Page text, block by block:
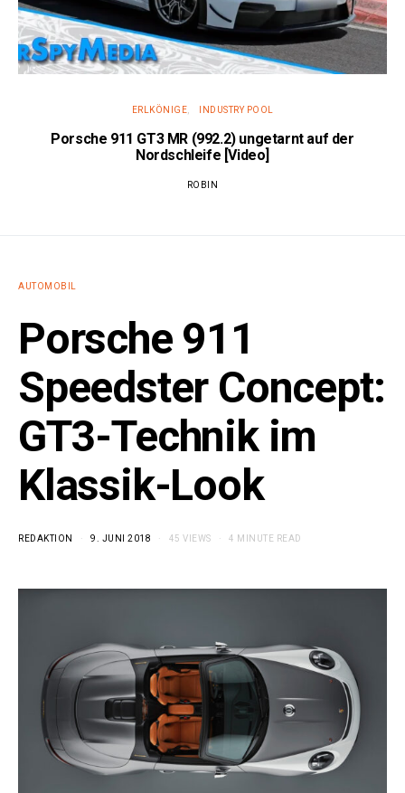
ERLKÖNIGE INDUSTRY POOL
Porsche 911 GT3 MR (992.2) ungetarnt auf der
Nordschleife [Video]
ROBIN
AUTOMOBIL
Porsche 911
Speedster Concept:
GT3-Technik im
Klassik-Look
REDAKTION 9. JUNI 2018 45 VIEWS 4 MINUTE READ